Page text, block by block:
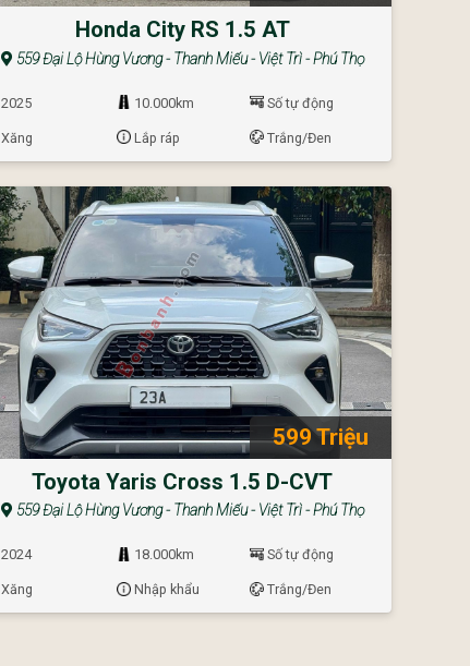
Honda City RS 1.5 AT
559 Đại Lộ Hùng Vương - Thanh Miếu - Việt Trì - Phú Thọ
2025 10.000km Số tự động
Xăng Lắp ráp Trắng/Đen
599 Triệu
Toyota Yaris Cross 1.5 D-CVT
559 Đại Lộ Hùng Vương - Thanh Miếu - Việt Trì - Phú Thọ
2024 18.000km Số tự động
Xăng Nhập khẩu Trắng/Đen